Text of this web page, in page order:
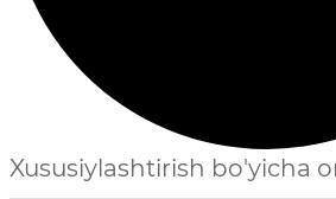
Xususiylashtirish bo'yicha